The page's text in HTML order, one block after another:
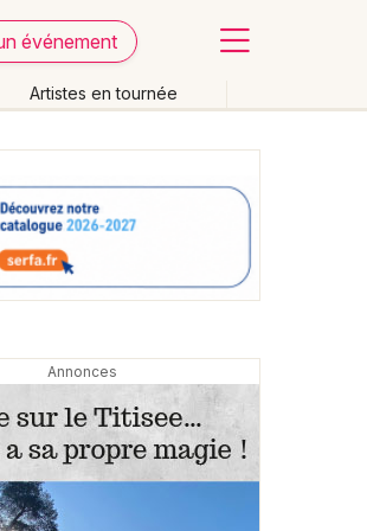
événement
Artistes en tournée
Effacer les dates